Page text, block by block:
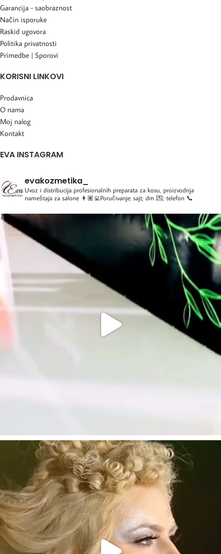
Garancija - saobraznost
Način isporuke
Raskid ugovora
Politika privatnosti
Primedbe | Sporovi
KORISNI LINKOVI
Prodavnica
O nama
Moj nalog
Kontakt
EVA INSTAGRAM
evakozmetika_
Uvoz i distribucija profesionalnih preparata za kosu, proizvodnja
nameštaja za salone 👩🏽‍💻Poručivanje: sajt; dm 💌; telefon 📞